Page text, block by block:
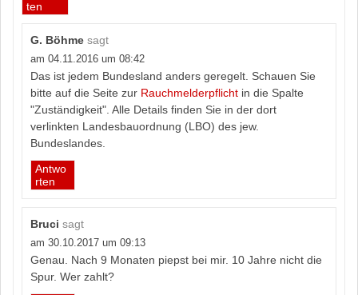
ten
G. Böhme sagt
am 04.11.2016 um 08:42
Das ist jedem Bundesland anders geregelt. Schauen Sie
bitte auf die Seite zur Rauchmelderpflicht in die Spalte
"Zuständigkeit". Alle Details finden Sie in der dort
verlinkten Landesbauordnung (LBO) des jew.
Bundeslandes.
Antwo
rten
Bruci sagt
am 30.10.2017 um 09:13
Genau. Nach 9 Monaten piepst bei mir. 10 Jahre nicht die
Spur. Wer zahlt?